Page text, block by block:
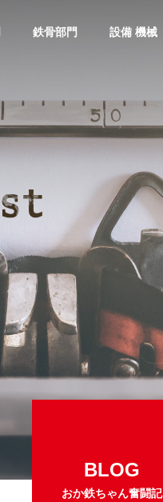
鉄骨部門 設備 機械
BLOG
おか鉄ちゃん奮闘記